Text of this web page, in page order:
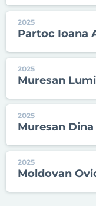
2025
Partoc Ioana
2025
Muresan
2025
Muresan Dina
2025
Moldovan